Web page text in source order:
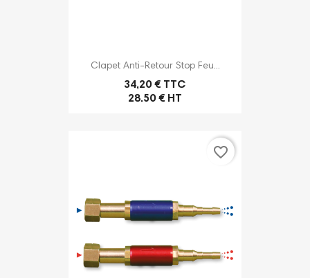
Clapet Anti-Retour Stop Feu...
34,20 € TTC
28.50 € HT
favorite_border